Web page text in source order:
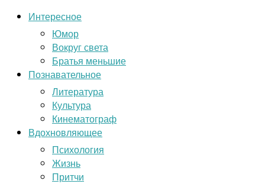
Интересное
Юмор
Вокруг света
Братья меньшие
Познавательное
Литература
Культура
Кинематограф
Вдохновляющее
Психология
Жизнь
Притчи